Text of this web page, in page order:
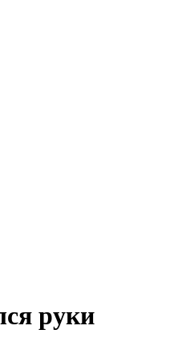
руки